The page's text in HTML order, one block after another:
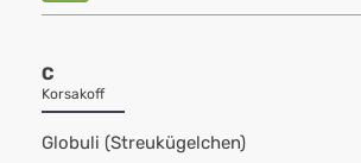
C
Korsakoff
Globuli (Streukügelchen)